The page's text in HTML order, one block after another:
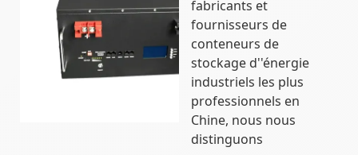
fabricants et
fournisseurs de
conteneurs de
stockage d''énergie
industriels les plus
professionnels en
Chine, nous nous
distinguons